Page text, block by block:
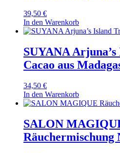
39,50 €
In den Warenkorb
SUYANA
Cacao aus
34,50 €
In den Warenkorb
SALON
Räuchermischung